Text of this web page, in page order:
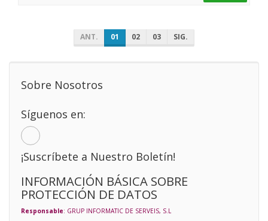
ANT. 01 02 03 SIG.
Sobre Nosotros
Síguenos en:
¡Suscríbete a Nuestro Boletín!
INFORMACIÓN BÁSICA SOBRE
PROTECCIÓN DE DATOS
Responsable: GRUP INFORMATIC DE SERVEIS, S.L